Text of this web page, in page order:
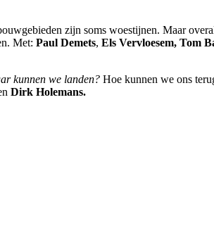
zijn soms woestijnen. Maar
Met: Paul Demets, Els Vervloesem, Tom
kunnen we landen? Hoe kunnen we ons
Dirk Holemans.